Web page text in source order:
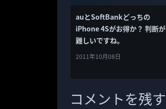
auとSoftBankどっちの
iPhone 4Sがお得か？ 判断が
難しいですね。
2011年10月08日
コメントを残す